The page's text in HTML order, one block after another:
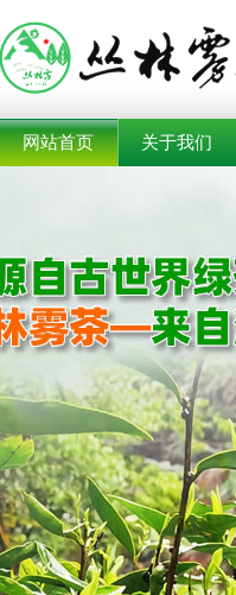
网站首页 关于我们